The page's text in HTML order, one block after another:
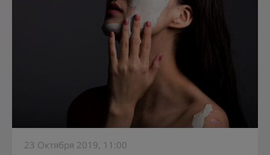
23 Октября 2019, 11:00